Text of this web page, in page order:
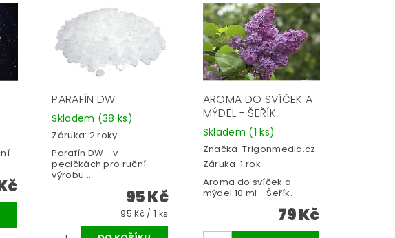
PARAFÍN DW
Skladem (38 ks)
Záruka: 2 roky
Parafín DW - v
pecičkách pro ruční
výrobu...
95 Kč
95 Kč / 1 ks
AROMA DO SVÍČEK A
MÝDEL - ŠEŘÍK
Skladem (1 ks)
Značka:Trigonmedia.cz
Záruka: 1 rok
Aroma do svíček a
mýdel 10 ml - Šeřík.
79 Kč